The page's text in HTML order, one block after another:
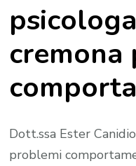
Dott.ssa Ester
problemi